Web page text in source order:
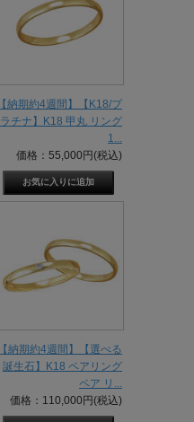
【納期約4週間】【K18/プ
ラチナ】K18 甲丸 リング
1...
価格：55,000円(税込)
【納期約4週間】【選べる
誕生石】K18 ペアリング
ペア リ...
価格：110,000円(税込)